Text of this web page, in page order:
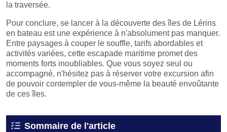
la traversée.
Pour conclure, se lancer à la découverte des îles de Lérins
en bateau est une expérience à n'absolument pas manquer.
Entre paysages à couper le souffle, tarifs abordables et
activités variées, cette escapade maritime promet des
moments forts inoubliables. Que vous soyez seul ou
accompagné, n'hésitez pas à réserver votre excursion afin
de pouvoir contempler de vous-même la beauté envoûtante
de ces îles.
Sommaire de l'article